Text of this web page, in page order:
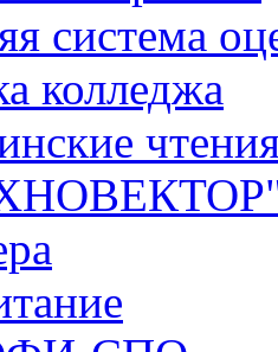
система
колледжа